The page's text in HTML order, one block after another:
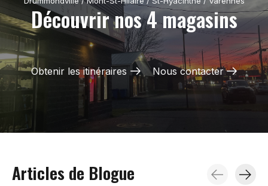
Découvrir nos 4 magasins
Obtenir les itinéraires Nous contacter
Blog items
Articles de Blogue